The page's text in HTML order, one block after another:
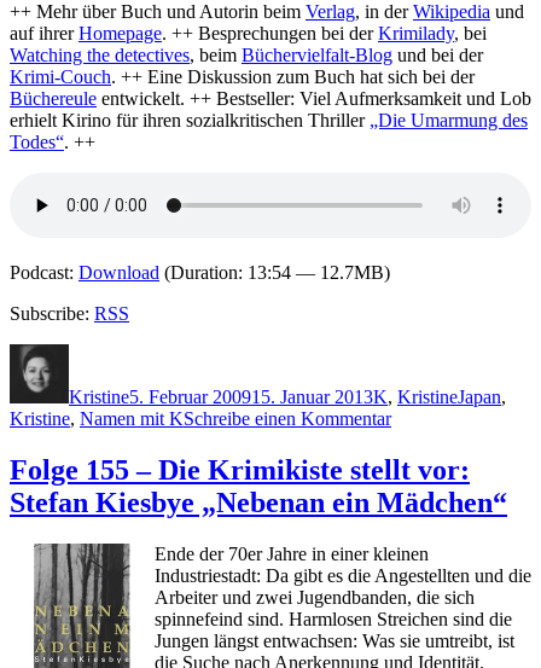
++ Mehr über Buch und Autorin beim Verlag, in derWikipedia und
auf ihrerHomepage. ++ Besprechungen bei derKrimilady, bei
Watching the detectives, beim Büchervielfalt-Blog und bei der
Krimi-Couch. ++ Eine Diskussion zum Buch hat sich bei der
Büchereule entwickelt. ++ Bestseller: Viel Aufmerksamkeit und Lob
erhielt Kirino für ihren sozialkritischen Thriller „Die Umarmung des
Todes“. ++
Podcast: Download (Duration: 13:54 — 12.7MB)
Subscribe: RSS
Kristine5. Februar 200915. Januar 2013K, KristineJapan,
Kristine, Namen mit KSchreibe einen Kommentarzu
158
–
Die
stellt
vor:
Natsuo
Kirino
„Teufelskind“
Folge 155 – Die Krimikiste stellt vor:
Stefan Kiesbye „Nebenan ein Mädchen“
Ende der 70er Jahre in einer kleinen
Industriestadt: Da gibt es die Angestellten und die
Arbeiter und zwei Jugendbanden, die sich
spinnefeind sind. Harmlosen Streichen sind die
Jungen längst entwachsen: Was sie umtreibt, ist
die Suche nach Anerkennung und Identität.